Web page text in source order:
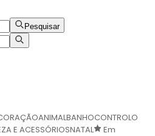
Pesquisar
ANIMALBANHOCONTROLO
E ACESSÓRIOSNATAL
Em